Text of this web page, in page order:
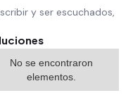
y ser escuchados,
No se encontraron
elementos.